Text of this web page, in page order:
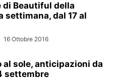
di Beautiful della
settimana, dal 17 al
16 Ottobre 2016
al sole, anticipazioni da
settembre